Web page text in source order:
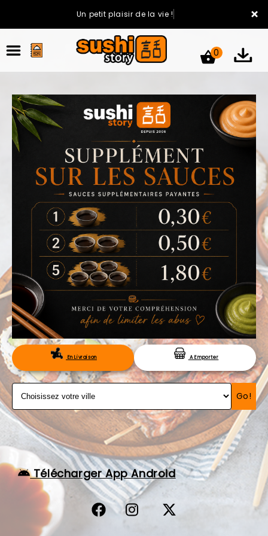
×
Un petit plaisir de la vie !
ACCUEIL
LA CARTE
VOTRE COMPTE
NOTRE RESTAURANT
VOS AVIS
MENTIONS LÉGALES
C.G.V
RÉSERVATION
0
En Livraison A Emporter
Go!
Télécharger App Android